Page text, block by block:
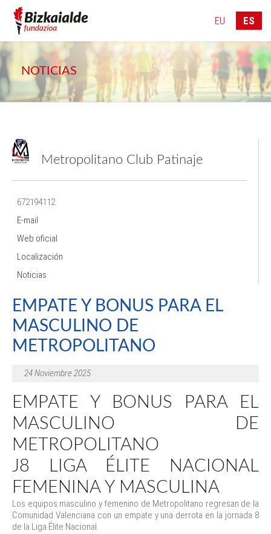
info@bizkaialde.eus
EU ES
NOTICIAS
Metropolitano Club Patinaje
672194112
E-mail
Web oficial
Localización
Noticias
EMPATE Y BONUS PARA EL
MASCULINO DE
METROPOLITANO
24 Noviembre 2025
EMPATE Y BONUS PARA EL
MASCULINO DE
METROPOLITANO
J8 LIGA ÉLITE NACIONAL
FEMENINA Y MASCULINA
Los equipos masculino y femenino de Metropolitano regresan de la
Comunidad Valenciana con un empate y una derrota en la jornada 8
de la Liga Élite Nacional.